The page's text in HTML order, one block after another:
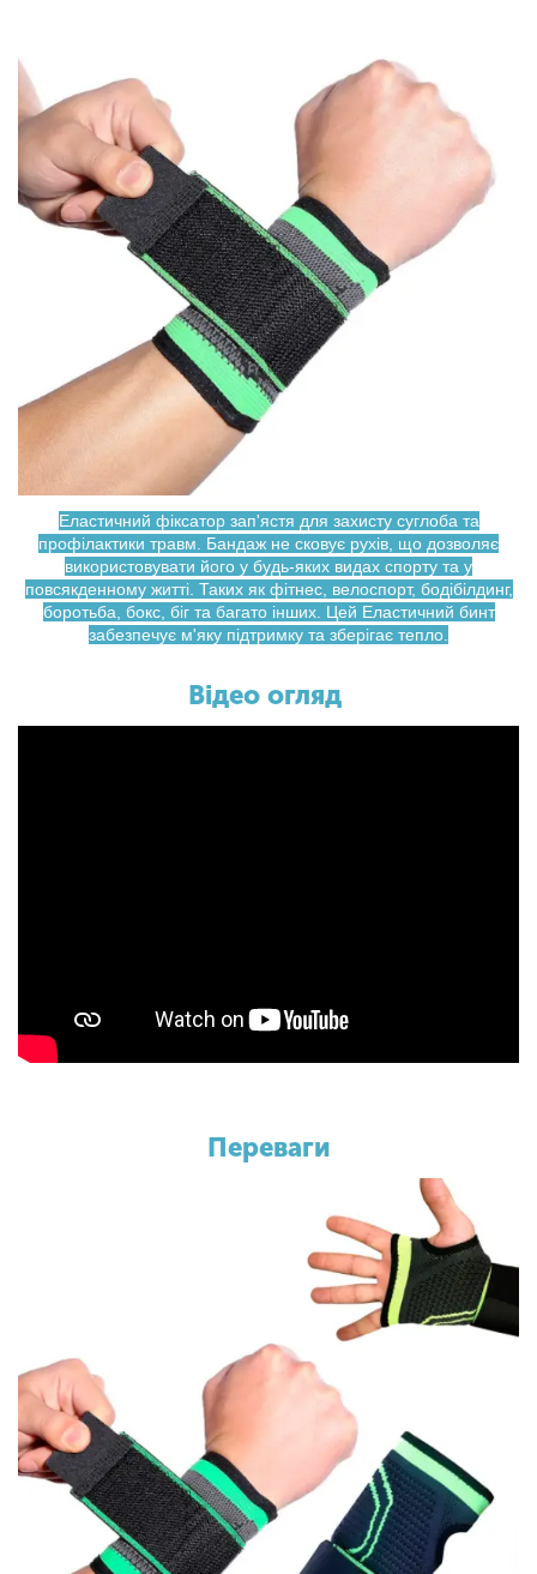
Еластичний фіксатор зап'ястя для захисту суглоба та
профілактики травм. Бандаж не сковує рухів, що дозволяє
використовувати його у будь-яких видах спорту та у
повсякденному житті. Таких як фітнес, велоспорт, бодібілдинг,
боротьба, бокс, біг та багато інших. Цей Еластичний бинт
забезпечує м'яку підтримку та зберігає тепло.
Відео огляд
Переваги